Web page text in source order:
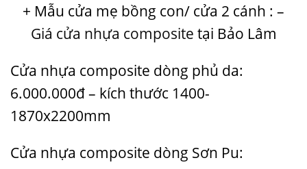
+ Mẫu cửa mẹ bồng con/ cửa 2 cánh : –
Giá cửa nhựa composite tại Bảo Lâm
Cửa nhựa composite dòng phủ da:
6.000.000đ – kích thước 1400-
1870x2200mm
Cửa nhựa composite dòng Sơn Pu: